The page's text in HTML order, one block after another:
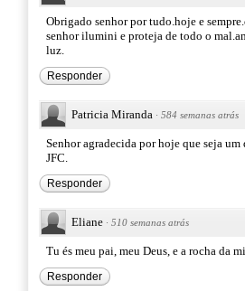
Obrigado senhor por tudo.hoje e
senhor ilumini e proteja de todo o
luz.
Responder
Patricia Miranda · 584 semanas atrás
Senhor agradecida por hoje que seja
JFC.
Responder
Eliane · 510 semanas atrás
Tu és meu pai, meu Deus, e a rocha da
Responder